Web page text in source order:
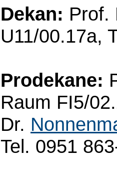
Dekan:
U11/00.17a,
Prodekane:
Raum FI5/
Dr.
Tel. 0951